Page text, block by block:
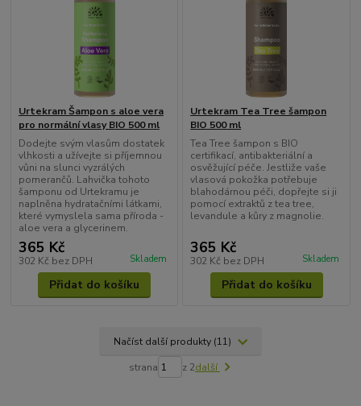
Urtekram Šampon s aloe vera
pro normální vlasy BIO 500 ml
Dodejte svým vlasům dostatek
vlhkosti a užívejte si příjemnou
vůni na slunci vyzrálých
pomerančů. Lahvička tohoto
šamponu od Urtekramu je
naplněna hydratačními látkami,
které vymyslela sama příroda -
aloe vera a glycerinem.
365 Kč
302 Kč bez DPH Skladem
Přidat do košíku
Urtekram Tea Tree šampon
BIO 500 ml
Tea Tree šampon s BIO
certifikací, antibakteriální a
osvěžující péče. Jestliže vaše
vlasová pokožka potřebuje
blahodárnou péči, dopřejte si ji
pomocí extraktů z tea tree,
levandule a kůry z magnolie.
365 Kč
302 Kč bez DPH Skladem
Přidat do košíku
Načíst další produkty (11)
strana z 2další